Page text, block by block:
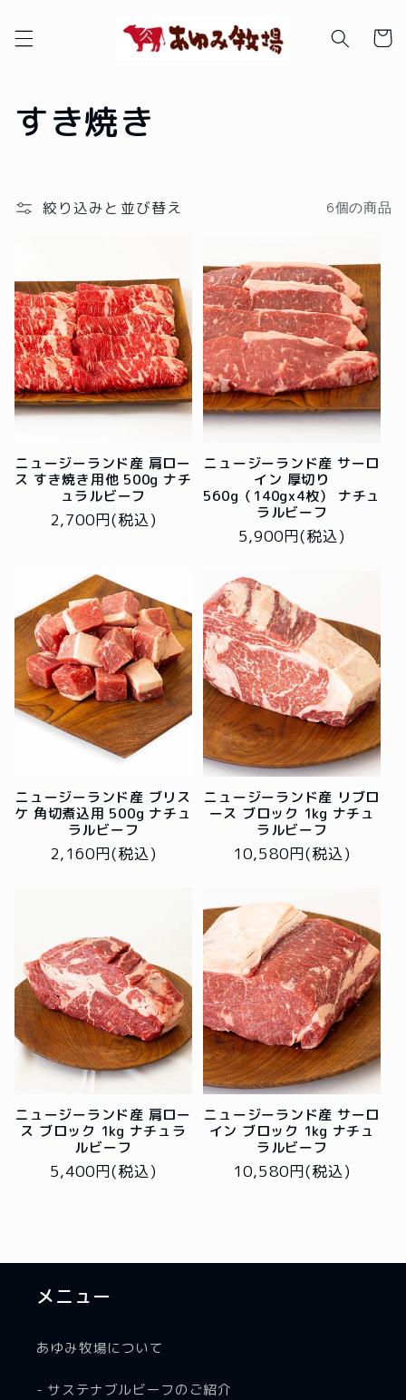
進む
ー
コ
ク
ョ
ン
:
すき焼き
絞り込みと並び替え 6個の商品
ニュージーランド産 肩ロー
ス すき焼き用他 500g ナチ
ュラルビーフ
通
格
2,700円(税込)
ニュージーランド産 サーロ
イン 厚切り
560g（140gx4枚） ナチュ
ラルビーフ
通
価
格
5,900円(税込)
ニュージーランド産 ブリス
ケ 角切煮込用 500g ナチュ
ラルビーフ
通
2,160円(税込)
ニュージーランド産 リブロ
ース ブロック 1kg ナチュ
ラルビーフ
通
10,580円(税込)
ニュージーランド産 肩ロー
ス ブロック 1kg ナチュラ
ルビーフ
通
5,400円(税込)
ニュージーランド産 サーロ
イン ブロック 1kg ナチュ
ラルビーフ
通
10,580円(税込)
メニュー
あゆみ牧場について
- サステナブルビーフのご紹介